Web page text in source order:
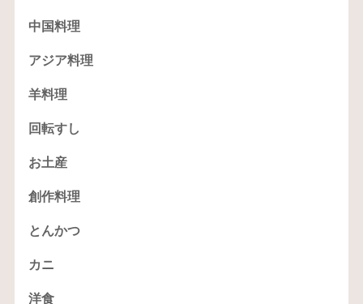
中国料理
アジア料理
羊料理
回転すし
お土産
創作料理
とんかつ
カニ
洋食